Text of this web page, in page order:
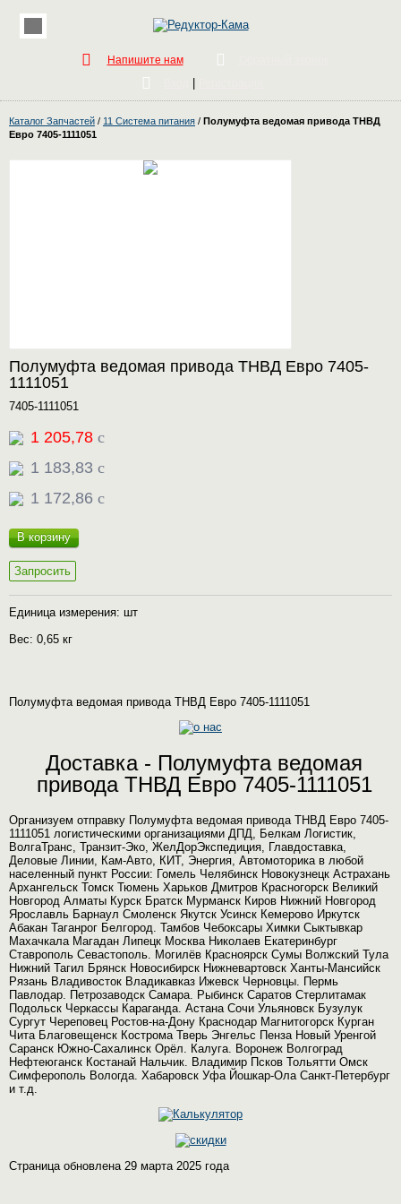
Напишите нам
Каталог Запчастей / 11 Система питания / Полумуфта ведомая привода ТНВД
Евро 7405-1111051
Полумуфта ведомая привода ТНВД Евро 7405-
1111051
7405-1111051
1 205,78 c
1 183,83 c
1 172,86 c
В корзину
Запросить
Единица измерения: шт
Вес: 0,65 кг
Полумуфта ведомая привода ТНВД Евро 7405-1111051
Доставка - Полумуфта ведомая
привода ТНВД Евро 7405-1111051
Организуем отправку Полумуфта ведомая привода ТНВД Евро 7405-
1111051 логистическими организациями ДПД, Белкам Логистик,
ВолгаТранс, Транзит-Эко, ЖелДорЭкспедиция, Главдоставка,
Деловые Линии, Кам-Авто, КИТ, Энергия, Автомоторика в любой
населенный пункт России: Гомель Челябинск Новокузнецк Астрахань
Архангельск Томск Тюмень Харьков Дмитров Красногорск Великий
Новгород Алматы Курск Братск Мурманск Киров Нижний Новгород
Ярославль Барнаул Смоленск Якутск Усинск Кемерово Иркутск
Абакан Таганрог Белгород. Тамбов Чебоксары Химки Сыктывкар
Махачкала Магадан Липецк Москва Николаев Екатеринбург
Ставрополь Севастополь. Могилёв Красноярск Сумы Волжский Тула
Нижний Тагил Брянск Новосибирск Нижневартовск Ханты-Мансийск
Рязань Владивосток Владикавказ Ижевск Черновцы. Пермь
Павлодар. Петрозаводск Самара. Рыбинск Саратов Стерлитамак
Подольск Черкассы Караганда. Астана Сочи Ульяновск Бузулук
Сургут Череповец Ростов-на-Дону Краснодар Магнитогорск Курган
Чита Благовещенск Кострома Тверь Энгельс Пенза Новый Уренгой
Саранск Южно-Сахалинск Орёл. Калуга. Воронеж Волгоград
Нефтеюганск Костанай Нальчик. Владимир Псков Тольятти Омск
Симферополь Вологда. Хабаровск Уфа Йошкар-Ола Санкт-Петербург
и т.д.
Страница обновлена 29 марта 2025 года